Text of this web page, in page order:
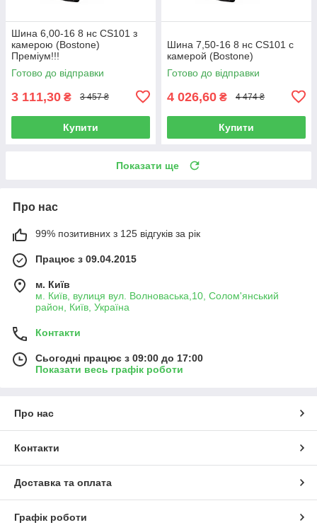
Шина 6,00-16 8 нс CS101 з
камерою (Bostone)
Преміум!!!
Готово до відправки
3 111,30 ₴ 3 457 ₴
Купити
Шина 7,50-16 8 нс CS101 с
камерой (Bostone)
Готово до відправки
4 026,60 ₴ 4 474 ₴
Купити
Показати ще
Про нас
99% позитивних з 125 відгуків за рік
Працює з 09.04.2015
м. Київ
м. Київ, вулиця вул. Волноваська,10, Солом'янський
район, Київ, Україна
Контакти
Сьогодні працює з 09:00 до 17:00
Показати весь графік роботи
Про нас
Контакти
Доставка та оплата
Графік роботи